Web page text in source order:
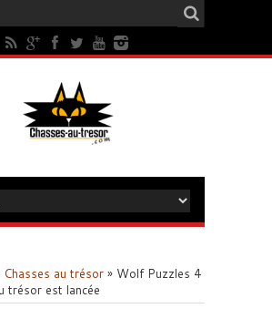
Chasses au trésor » Wolf Puzzles 4
trésor est lancée